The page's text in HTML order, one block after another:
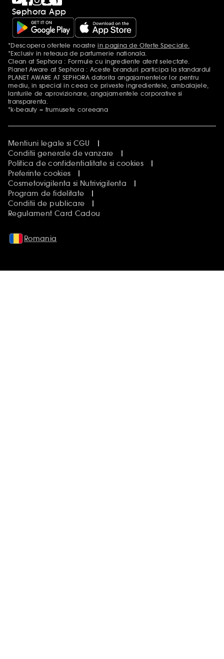
Sephora App
Mentiuni aditionale
*Descopera ofertele noastrein pagina de Oferte Speciale.
*Exclusiv in reteaua de parfumerie nationala.
Clean at Sephora : Formule cu ingrediente atent selectate.
Planet Aware at Sephora : Aceste branduri participa la standardul
PLANET AWARE AT SEPHORA datorita angajamentelor lor pentru
mediu, in special in ceea ce priveste ingredientele, ambalajele,
lanturile de aprovizionare, angajamentele corporative si
transparenta.
*k-beauty = frumusete coreeana
Mentiuni legale si CGU
Conditii generale de vanzare
Politica de confidentialitate si cookies
Preferinte cookies
Cosmetovigilenta si Nutrivigilenta
Program de fidelitate
Conditii de publicare
Regulament Card Cadou
Romania